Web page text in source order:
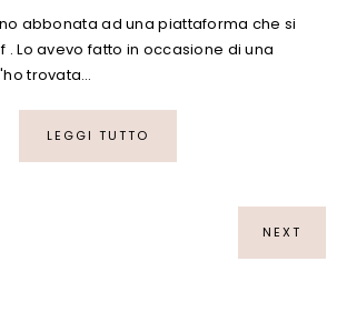
abbonata ad una piattaforma che si
. Lo avevo fatto in occasione di una
trovata…
LEGGI TUTTO
NEXT